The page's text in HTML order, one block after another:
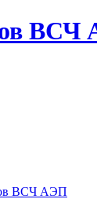
ВСЧ АЭП